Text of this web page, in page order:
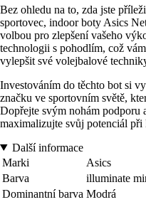
Bez ohledu na to, zda jste
sportovec, indoor boty Asics
volbou pro zlepšení vašeho
technologii s pohodlím, což
vylepšit své volejbalové
Investováním do těchto bot si
značku ve sportovním světě,
Dopřejte svým nohám podporu
maximalizujte svůj potenciál při
Další informace
Marki
Asics
Barva
illuminate
Dominantní barva Modrá